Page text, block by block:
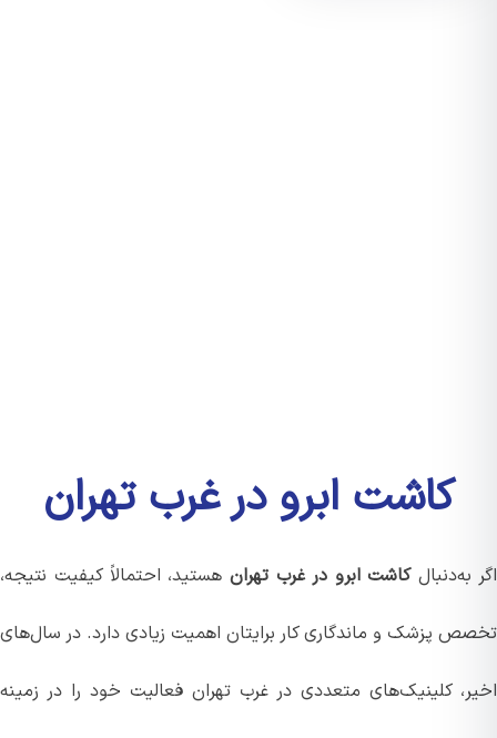
کاشت ابرو در غرب تهران
به‌دنبالکاشت ابرو در غرب تهرانهستید، احتمالاً کیفیت نتیجه،
پزشک و ماندگاری کار برایتان اهمیت زیادی دارد. در سال‌های
کلینیک‌های متعددی در غرب تهران فعالیت خود را در زمینه